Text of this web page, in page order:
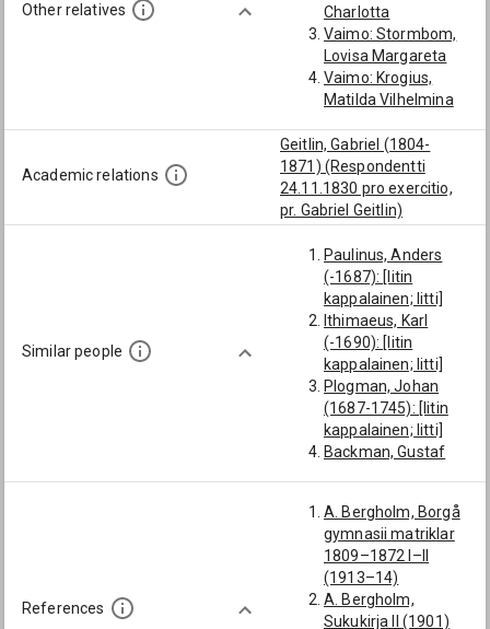
Other relatives
Charlotta
Vaimo: Stormbom,
Lovisa Margareta
Vaimo: Krogius,
Matilda Vilhelmina
Academic relations
Geitlin, Gabriel (1804-
1871) (Respondentti
24.11.1830 pro exercitio,
pr. Gabriel Geitlin)
Similar people
Paulinus, Anders
(-1687): [Iitin
kappalainen; Iitti]
Ithimaeus, Karl
(-1690): [Iitin
kappalainen; Iitti]
Plogman, Johan
(1687-1745): [Iitin
kappalainen; Iitti]
Backman, Gustaf
Iitti; Elimäki;
Kouvola]
Gustavson, Johan
Henrik (1781-1831):
[Hamina ja
References
A. Bergholm, Borgå
gymnasii matriklar
1809–1872 I–II
(1913–14)
A. Bergholm,
Sukukirja II (1901)